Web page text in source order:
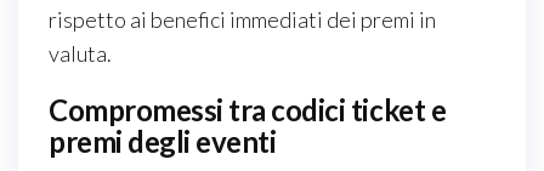
rispetto ai benefici immediati dei premi in
valuta.
Compromessi tra codici ticket e
premi degli eventi